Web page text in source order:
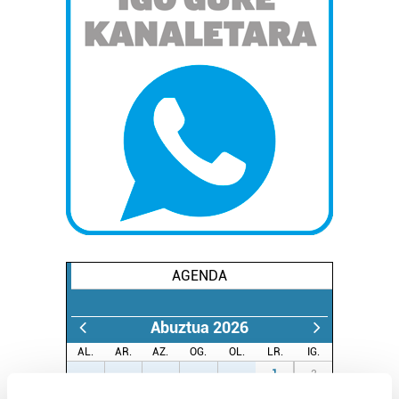
AGENDA
Abuztua 2026
AL. AR. AZ. OG. OL. LR.
IG.
27
28 29 30 31 1 2